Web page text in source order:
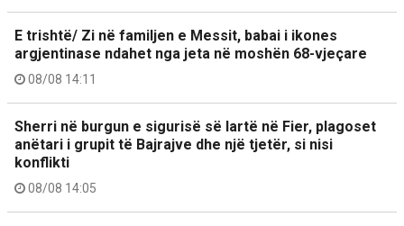
E trishtë/ Zi në familjen e Messit, babai i ikones
argjentinase ndahet nga jeta në moshën 68-vjeçare
08/08 14:11
Sherri në burgun e sigurisë së lartë në Fier, plagoset
anëtari i grupit të Bajrajve dhe një tjetër, si nisi
konflikti
08/08 14:05